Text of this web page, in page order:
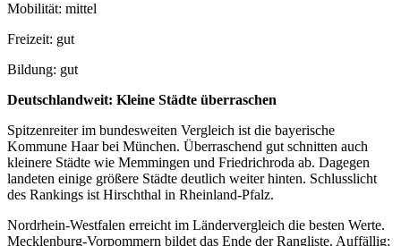
Mobilität: mittel
Freizeit: gut
Bildung: gut
Deutschlandweit: Kleine Städte überraschen
Spitzenreiter im bundesweiten Vergleich ist die bayerische
Kommune Haar bei München. Überraschend gut schnitten auch
kleinere Städte wie Memmingen und Friedrichroda ab. Dagegen
landeten einige größere Städte deutlich weiter hinten. Schlusslicht
des Rankings ist Hirschthal in Rheinland-Pfalz.
Nordrhein-Westfalen erreicht im Ländervergleich die besten Werte.
Mecklenburg-Vorpommern bildet das Ende der Rangliste. Auffällig: